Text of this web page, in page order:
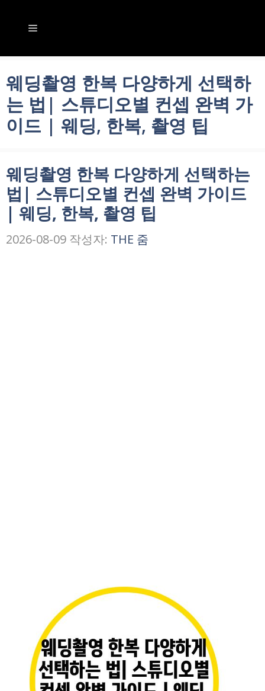
건
너
뛰
메
뉴
웨딩촬영 한복 다양하게 선택하
는 법| 스튜디오별 컨셉 완벽 가
이드 | 웨딩, 한복, 촬영 팁
웨딩촬영 한복 다양하게 선택하는
법| 스튜디오별 컨셉 완벽 가이드
| 웨딩, 한복, 촬영 팁
2026-08-09 작성자: THE 줌